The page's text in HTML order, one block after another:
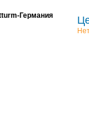
Германия